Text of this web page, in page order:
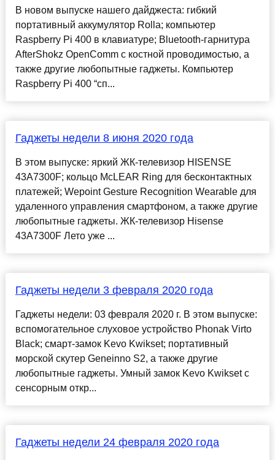
В новом выпуске нашего дайджеста: гибкий
портативный аккумулятор Rolla; компьютер
Raspberry Pi 400 в клавиатуре; Bluetooth-гарнитура
AfterShokz OpenComm с костной проводимостью, а
также другие любопытные гаджеты. Компьютер
Raspberry Pi 400 “сп...
Гаджеты недели 8 июня 2020 года
В этом выпуске: яркий ЖК-телевизор HISENSE
43A7300F; кольцо McLEAR Ring для бесконтактных
платежей; Wepoint Gesture Recognition Wearable для
удаленного управления смартфоном, а также другие
любопытные гаджеты. ЖК-телевизор Hisense
43А7300F Лето уже ...
Гаджеты недели 3 февраля 2020 года
Гаджеты недели: 03 февраля 2020 г. В этом выпуске:
вспомогательное слуховое устройство Phonak Virto
Black; смарт-замок Kevo Kwikset; портативный
морской скутер Geneinno S2, а также другие
любопытные гаджеты. Умный замок Kevo Kwikset с
сенсорным откр...
Гаджеты недели 24 февраля 2020 года